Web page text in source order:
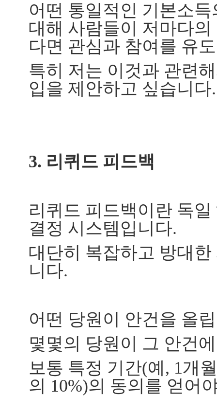
어떤 통일적인 기본소
대해 사람들이 저마다
다면 관심과 참여를 유
특히 저는 이것과 관련
입을 제안하고 싶습니다.
3. 리퀴드 피드백
리퀴드 피드백이란 독
결정 시스템입니다.
대단히 복잡하고 방대
니다.
어떤 당원이 안건을 올
몇몇의 당원이 그 안건
보통 특정 기간(예, 1개
의 10%)의 동의를 얻어